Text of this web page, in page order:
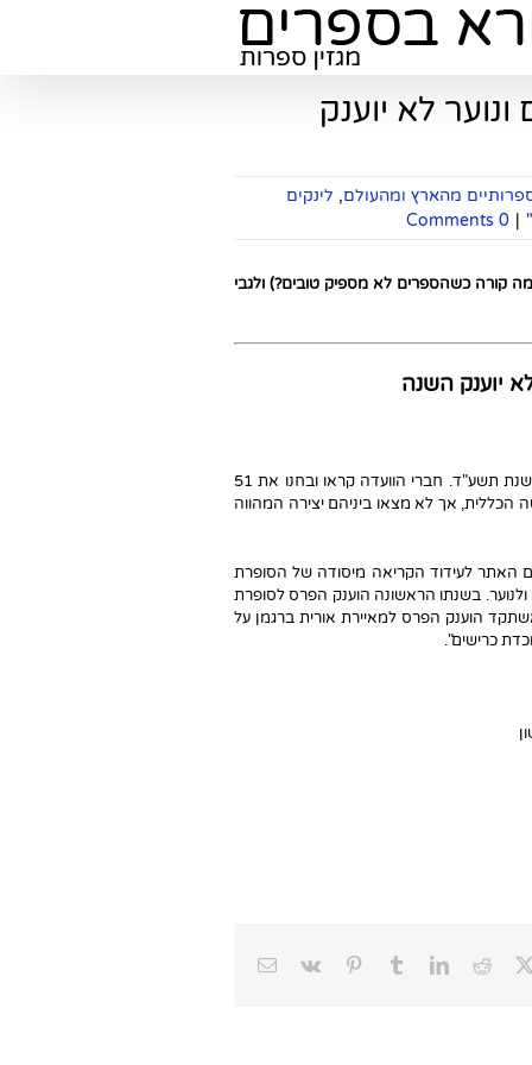
לא יוענק
מהארץ ומהעולם, לינקים
|
0 Comments
קורה כשהספרים לא מספיק טובים?) ולגבי
יוענק השנה
ועדת "פרס דףדף" מודיעה בצער על החלטתה שלא להעניק את הפרס לשנת תשע"ד. חברי הוועדה קראו ובחנו את 51
הכללית, אך לא מצאו ביניהם יצירה המהווה
האתר לעידוד הקריאה מיסודה של הסופרת
בשנתו הראשונה הוענק הפרס לסופרת
הוענק הפרס למאיירת אורית ברגמן על
כרישים".
X
Reddit
LinkedIn
Tumblr
Pinterest
Vk
Email